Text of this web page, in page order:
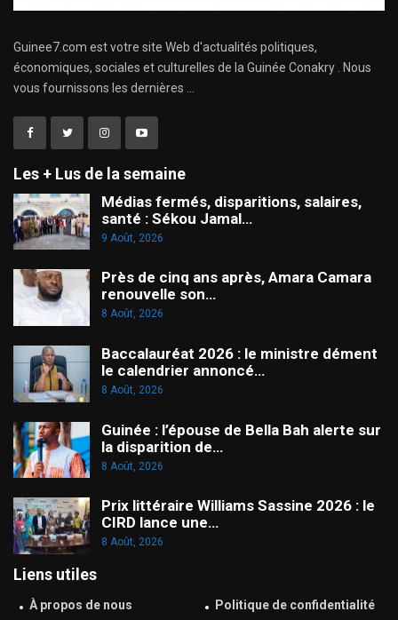
Guinee7.com est votre site Web d'actualités politiques,
économiques, sociales et culturelles de la Guinée Conakry . Nous
vous fournissons les dernières ...
Les + Lus de la semaine
Médias fermés, disparitions, salaires,
santé : Sékou Jamal…
9 Août, 2026
Près de cinq ans après, Amara Camara
renouvelle son…
8 Août, 2026
Baccalauréat 2026 : le ministre dément
le calendrier annoncé…
8 Août, 2026
Guinée : l’épouse de Bella Bah alerte sur
la disparition de…
8 Août, 2026
Prix littéraire Williams Sassine 2026 : le
CIRD lance une…
8 Août, 2026
Liens utiles
À propos de nous Politique de confidentialité